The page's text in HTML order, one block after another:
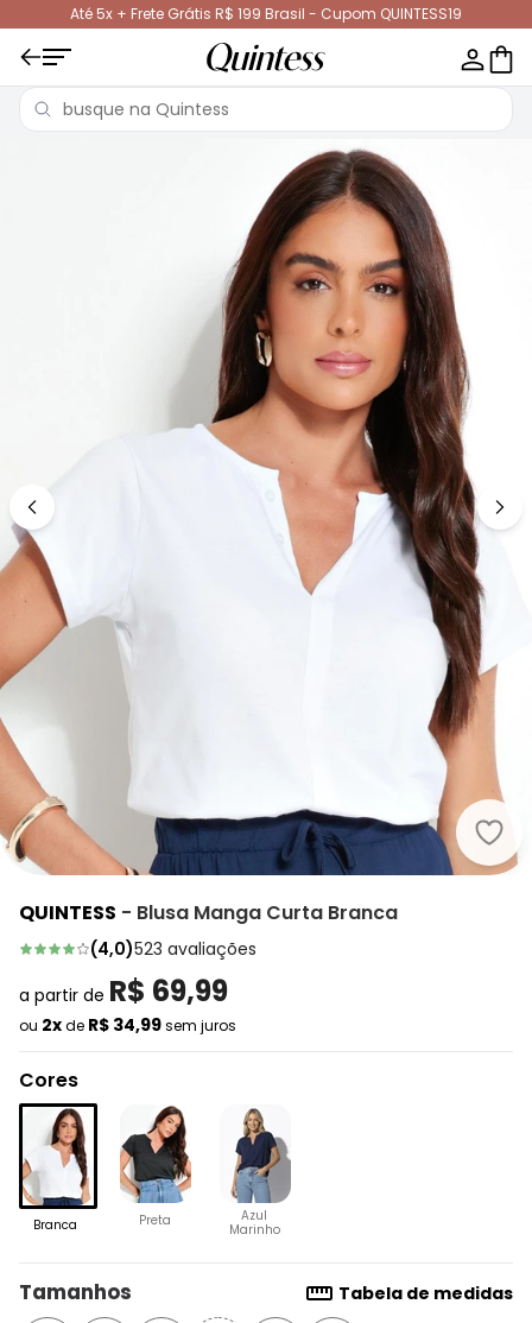
Até 5x + Frete Grátis R$ 199 Brasil - Cupom QUINTESS19
QUINTESS - Blusa Manga Curta Branca
(4,0)523 avaliações
a partir de R$ 69,99
ou 2xde R$ 34,99sem juros
Cores
Branca Preta
Azul
Marinho
Tamanhos Tabela de medidas